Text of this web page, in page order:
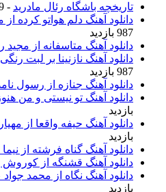
تاریخچه باشگاه رئال مادرید - 109 بازدید
دانلود آهنگ دلم هواتو کرده
987 بازدید
دانلود آهنگ متاسفانه از
دانلود آهنگ نازنینا بر لبت
987 بازدید
دانلود آهنگ جنازه از رسول
دانلود آهنگ تو نیستی و من
بازدید
دانلود آهنگ حیفه واقعا از
بازدید
دانلود آهنگ گناه فرشته از
دانلود آهنگ قشنگه از کوروش
دانلود آهنگ نگاه از محمد
بازدید